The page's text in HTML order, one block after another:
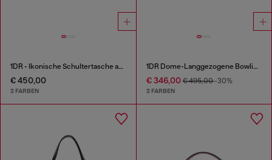
1DR - Ikonische Schultertasche aus Leder mit Henkel-Charms
€ 450,00
2 FARBEN
1DR Dome-Langgezogene Bowlingtasche aus Leder in Schlangenoptik
€ 346,00€ 495,00-30%
2 FARBEN